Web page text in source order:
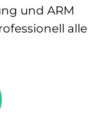
und ARM
alle